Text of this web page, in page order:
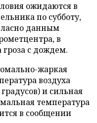
ожидаются в
по субботу,
данным
в
гроза с дождем.
жаркая
воздуха
и сильная
температура
в сообщении